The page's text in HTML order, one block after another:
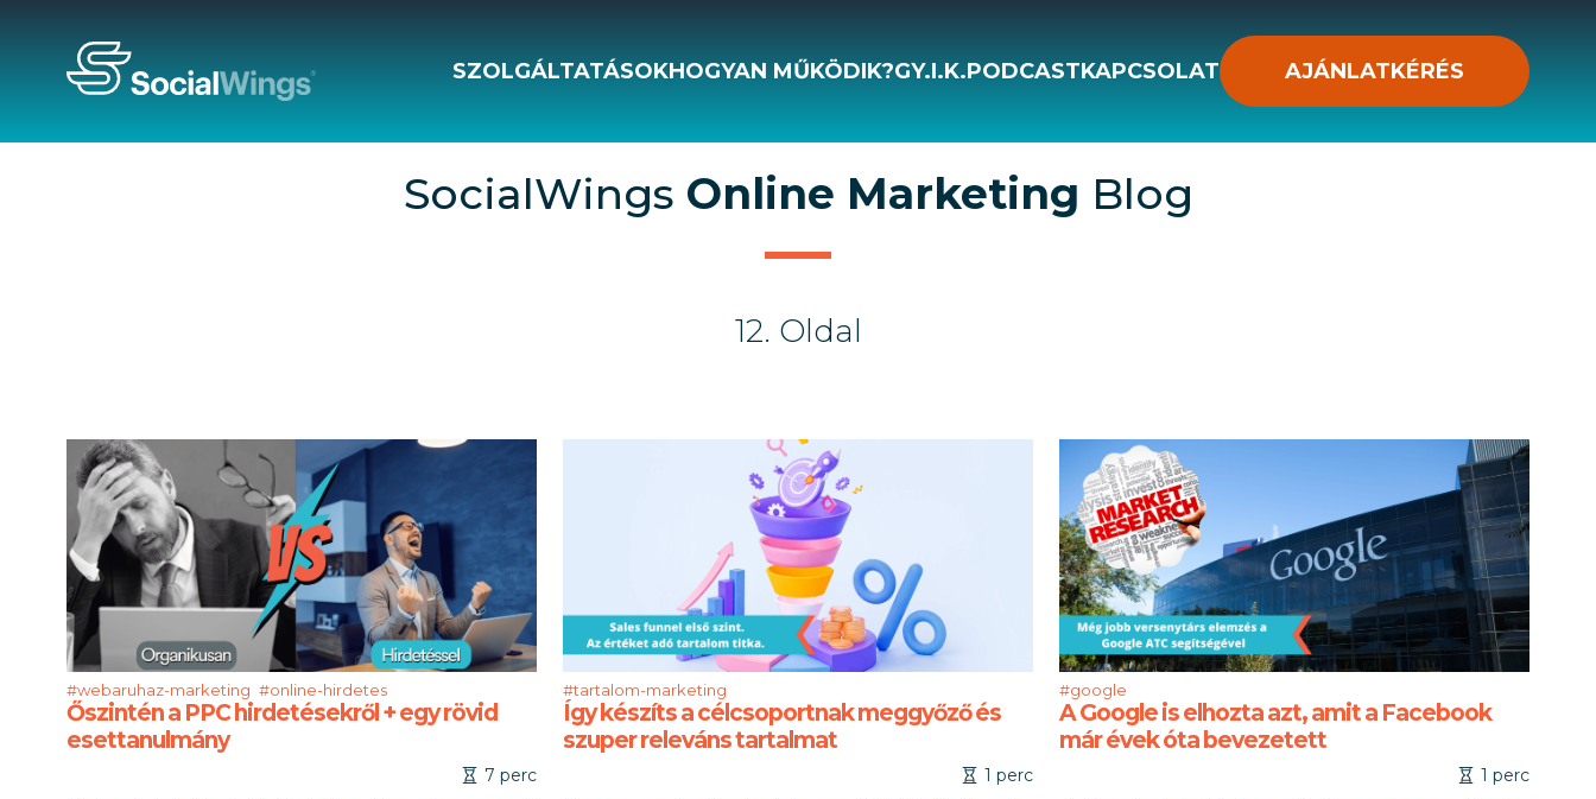
SZOLGÁLTATÁSOKHOGYAN MŰKÖDIK?GY.I.K.PODCASTKAPCSOLAT AJÁNLATKÉRÉS
SocialWings Online Marketing Blog
12. Oldal
#webaruhaz-marketing #online-hirdetes
Őszintén a PPC hirdetésekről + egy rövid
esettanulmány
7 perc
#tartalom-marketing
Így készíts a célcsoportnak meggyőző és
szuper releváns tartalmat
1 perc
#google
A Google is elhozta azt, amit a Facebook
már évek óta bevezetett
1 perc